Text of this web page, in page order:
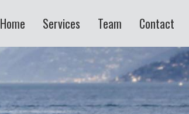
Home Services Team Contact